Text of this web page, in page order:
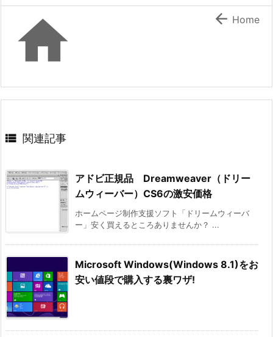
  Home
 関連記事
アドビ正規品 Dreamweaver（ドリー
ムウィーバー）CS6の激安価格
ホームページ制作支援ソフト「ドリームウィーバ
ー」安く買えるところありませんか？ ...
Microsoft Windows(Windows 8.1)をお
安い値段で購入する裏ワザ!